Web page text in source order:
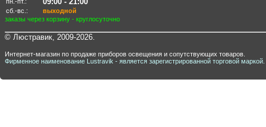
сб.-вс.:
выходной
заказы через корзину - круглосуточно
© Люстравик, 2009-2026.
Интернет-магазин по продаже приборов освещения и сопутствующих товаров.
Фирменное наименование Lustravik - является зарегистрированной торговой